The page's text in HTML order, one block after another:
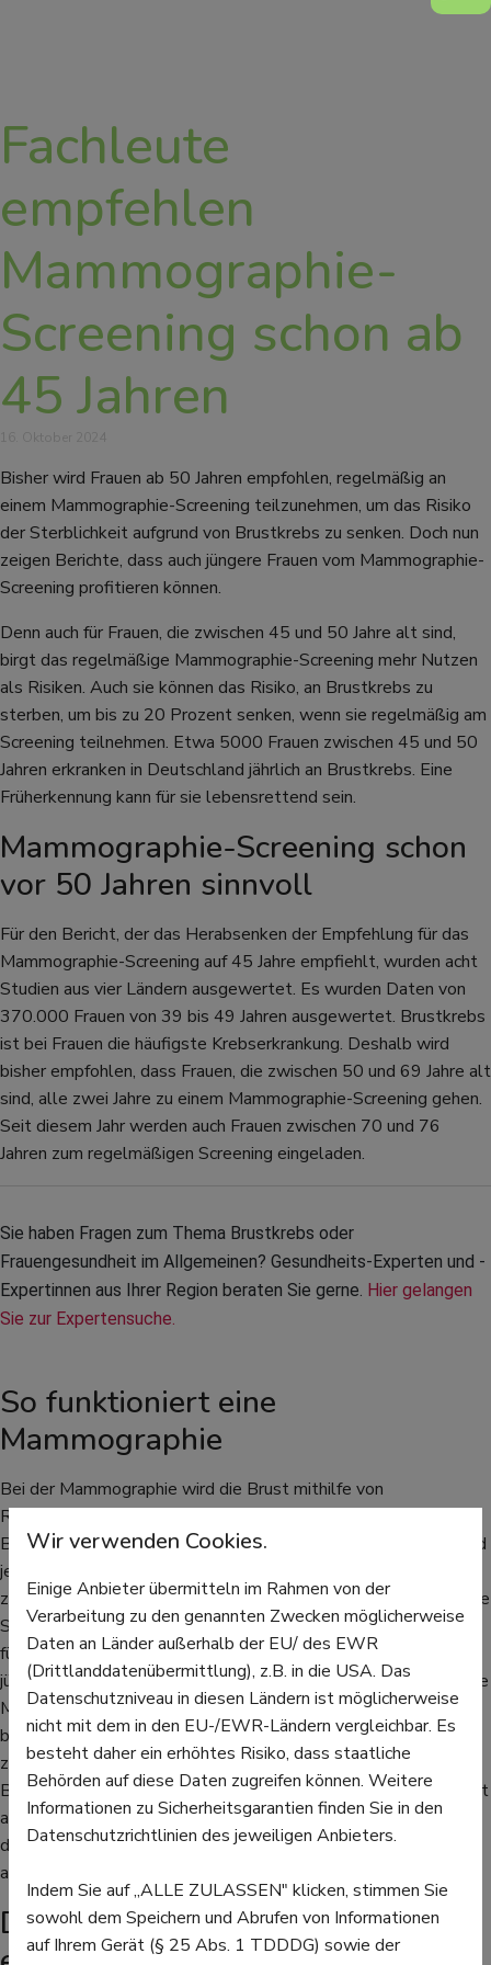
Fachleute
empfehlen
Mammographie-
Screening schon ab
45 Jahren
Bisher wird Frauen ab 50 Jahren empfohlen, regelmäßig an
einem Mammographie-Screening teilzunehmen, um das Risiko
der Sterblichkeit aufgrund von Brustkrebs zu senken. Doch nun
zeigen Berichte, dass auch jüngere Frauen vom Mammographie-
Screening profitieren können.
Denn auch für Frauen, die zwischen 45 und 50 Jahre alt sind,
birgt das regelmäßige Mammographie-Screening mehr Nutzen
als Risiken. Auch sie können das Risiko, an Brustkrebs zu
sterben, um bis zu 20 Prozent senken, wenn sie regelmäßig am
Screening teilnehmen. Etwa 5000 Frauen zwischen 45 und 50
Jahren erkranken in Deutschland jährlich an Brustkrebs. Eine
Früherkennung kann für sie lebensrettend sein.
Mammographie-Screening schon
vor 50 Jahren sinnvoll
Für den Bericht, der das Herabsenken der Empfehlung für das
Mammographie-Screening auf 45 Jahre empfiehlt, wurden acht
Studien aus vier Ländern ausgewertet. Es wurden Daten von
370.000 Frauen von 39 bis 49 Jahren ausgewertet. Brustkrebs
ist bei Frauen die häufigste Krebserkrankung. Deshalb wird
bisher empfohlen, dass Frauen, die zwischen 50 und 69 Jahre alt
sind, alle zwei Jahre zu einem Mammographie-Screening gehen.
Seit diesem Jahr werden auch Frauen zwischen 70 und 76
Jahren zum regelmäßigen Screening eingeladen.
Sie haben Fragen zum Thema Brustkrebs oder
Frauengesundheit im Allgemeinen? Gesundheits-Experten und -
Expertinnen aus Ihrer Region beraten Sie gerne. Hier gelangen
Sie zur Expertensuche.
So funktioniert eine
Mammographie
Bei der Mammographie wird die Brust mithilfe von
Röntgenstrahlen untersucht. So lassen sich Veränderungen im
Brustgewebe erkennen. Bei der ambulanten Untersuchung wird
jede Brust zwischen zwei Plexiglas-Scheiben
zusammengedrückt und von verschiedenen Seiten geröntgt. Die
Strahlenbelastung ist dabei äußerst gering, so das Bundesamt
für Strahlenschutz (BfS). Allerdings ist das Brustgewebe bei
jüngeren Frauen dichter, so sind einige Veränderungen durch eine
Mammographie nicht zu entdecken. Unter Umständen - etwa
bei einem familiären Risiko, an Brustkrebs zu erkranken - wird
zusätzlich eine regelmäßige Ultraschall-Untersuchung der
Brust empfohlen. Frauen sollten sich auch in jedem Alter selbst
abtasten. Dazu können Ärzte eine Anleitung geben. Auch bei
den Untersuchungen beim Gynäkologen wird die Brust
abgetastet, um Gewebeveränderungen zu finden.
Das passiert, wenn Brustkrebs
Wir verwenden Cookies.
Einige Anbieter übermitteln im Rahmen von der
Verarbeitung zu den genannten Zwecken möglicherweise
Daten an Länder außerhalb der EU/ des EWR
(Drittlanddatenübermittlung), z.B. in die USA. Das
Datenschutzniveau in diesen Ländern ist möglicherweise
nicht mit dem in den EU-/EWR-Ländern vergleichbar. Es
besteht daher ein erhöhtes Risiko, dass staatliche
Behörden auf diese Daten zugreifen können. Weitere
Informationen zu Sicherheitsgarantien finden Sie in den
Datenschutzrichtlinien des jeweiligen Anbieters.
Indem Sie auf „ALLE ZULASSEN" klicken, stimmen Sie
sowohl dem Speichern und Abrufen von Informationen
auf Ihrem Gerät (§ 25 Abs. 1 TDDDG) sowie der